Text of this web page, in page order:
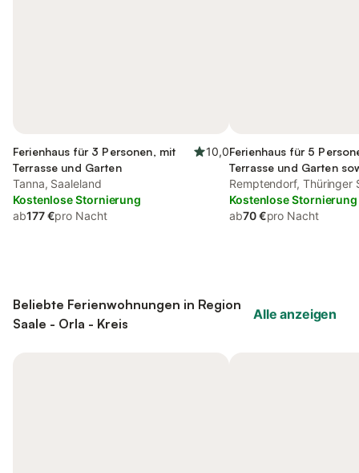
Ferienhaus für 3 Personen, mit
Terrasse und Garten
10,0
Tanna, Saaleland
Kostenlose Stornierung
ab177 €pro Nacht
Ferienhaus für 5
Terrasse und Garten
Ausblick
Remptendorf, Thüringer
Kostenlose Stornierung
ab70 €pro Nacht
Beliebte Ferienwohnungen in Region
Saale - Orla - Kreis
Alle anzeigen